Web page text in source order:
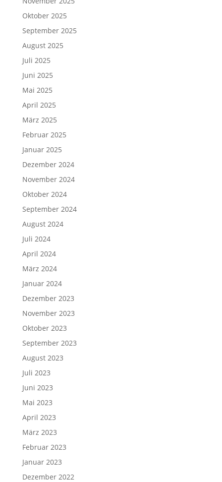
Oktober 2025
September 2025
August 2025
Juli 2025
Juni 2025
Mai 2025
April 2025
März 2025
Februar 2025
Januar 2025
Dezember 2024
November 2024
Oktober 2024
September 2024
August 2024
Juli 2024
April 2024
März 2024
Januar 2024
Dezember 2023
November 2023
Oktober 2023
September 2023
August 2023
Juli 2023
Juni 2023
Mai 2023
April 2023
März 2023
Februar 2023
Januar 2023
Dezember 2022